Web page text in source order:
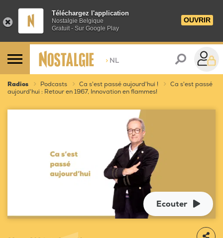
Téléchargez l'application
Nostalgie Belgique
Gratuit - Sur Google Play
OUVRIR
> NL
Radios Podcasts Ca s'est passé aujourd'hui !
Ca s'est passé
aujourd'hui : Retour en 1967, Innovation en flammes!
Ecouter